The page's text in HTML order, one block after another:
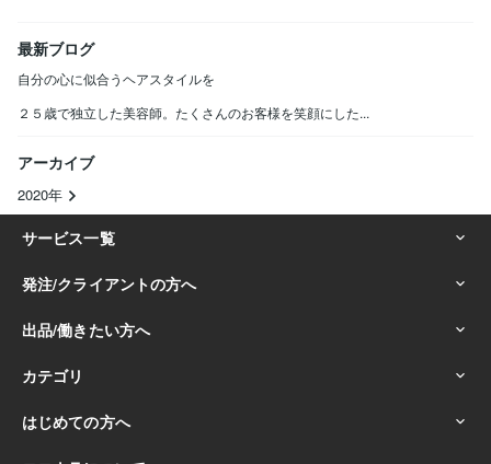
最新ブログ
自分の心に似合うヘアスタイルを
２５歳で独立した美容師。たくさんのお客様を笑顔にした...
アーカイブ
2020年